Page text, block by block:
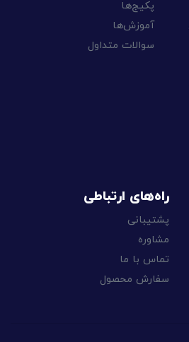
پکیج‌ها
آموزش‌ها
سوالات متداول
راه‌های ارتباطی
پشتیبانی
مشاوره
تماس با ما
سفارش محصول